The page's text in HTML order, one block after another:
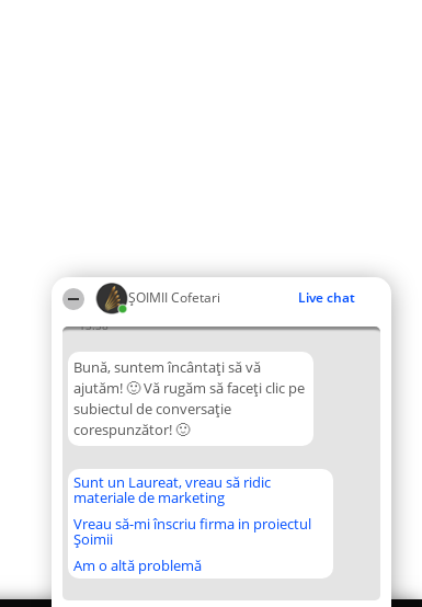
ȘOIMII Cofetari Live chat
13:38
Bună, suntem încântați să vă
ajutăm! 🙂 Vă rugăm să faceți clic pe
subiectul de conversație
corespunzător! 🙂
Sunt un Laureat, vreau să ridic
materiale de marketing
Vreau să-mi înscriu firma in proiectul
Șoimii
Am o altă problemă